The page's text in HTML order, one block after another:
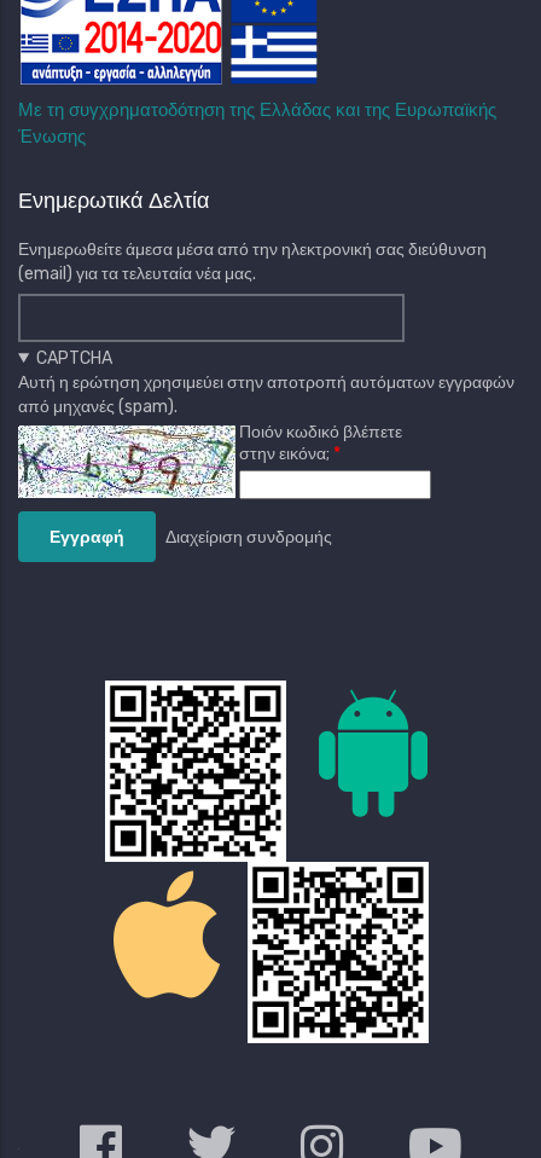
Με τη συγχρηματοδότηση της Ελλάδας και της Ευρωπαϊκής
Ένωσης
Ενημερωτικά Δελτία
Ενημερωθείτε άμεσα μέσα από την ηλεκτρονική σας διεύθυνση
(email) για τα τελευταία νέα μας.
CAPTCHA
Αυτή η ερώτηση χρησιμεύει στην αποτροπή αυτόματων εγγραφών
από μηχανές (spam).
Ποιόν κωδικό βλέπετε
στην εικόνα;
Διαχείριση συνδρομής